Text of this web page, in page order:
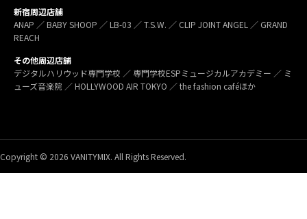
新宿周辺店舗
ANAP ／ BABY SHOOP ／ LB-03 ／ T.S.W. ／ CLIP JOINT ANGEL ／ GRAND
REACH
その他周辺店舗
デジタルハリウッド専門学校 ／ 専門学校ESPミュージカルアカデミー ／ ミ
ューズ音楽院 ／ HOLLYWOOD AIR TOKYO ／ the fashion caféほか
Copyright © 2026 VANITYMIX. All Rights Reserved.